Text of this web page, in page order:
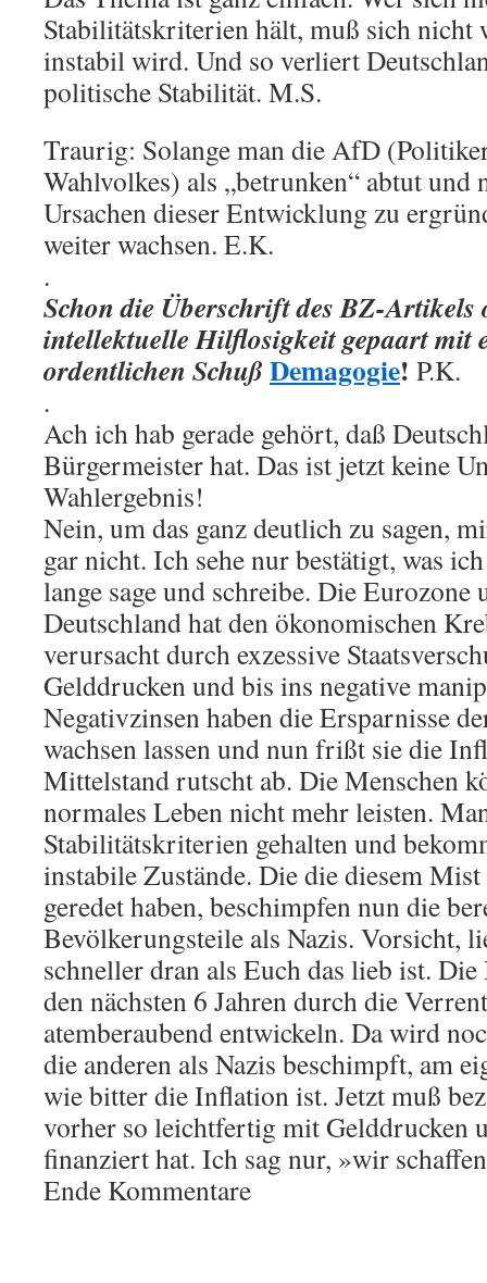
Stabilitätskriterien hält, muß sich nicht
instabil wird. Und so verliert
politische Stabilität. M.S.
Traurig: Solange man die AfD
Wahlvolkes) als „betrunken“ abtut
Ursachen dieser Entwicklung zu
weiter wachsen. E.K.
.
Schon die Überschrift des BZ-Artikels
intellektuelle Hilflosigkeit gepaart mit
ordentlichen SchußDemagogie! P.K.
.
Ach ich hab gerade gehört, daß
Bürgermeister hat. Das ist jetzt keine
Wahlergebnis!
Nein, um das ganz deutlich zu sagen,
gar nicht. Ich sehe nur bestätigt, was
lange sage und schreibe. Die Eurozone
Deutschland hat den ökonomischen
verursacht durch exzessive
Gelddrucken und bis ins negative
Negativzinsen haben die Ersparnisse
wachsen lassen und nun frißt sie die
Mittelstand rutscht ab. Die Menschen
normales Leben nicht mehr leisten.
Stabilitätskriterien gehalten und
instabile Zustände. Die die diesem
geredet haben, beschimpfen nun die
Bevölkerungsteile als Nazis. Vorsicht,
schneller dran als Euch das lieb ist.
den nächsten 6 Jahren durch die
atemberaubend entwickeln. Da wird
die anderen als Nazis beschimpft, am
wie bitter die Inflation ist. Jetzt muß
vorher so leichtfertig mit Gelddrucken
finanziert hat. Ich sag nur, »wir
Ende Kommentare